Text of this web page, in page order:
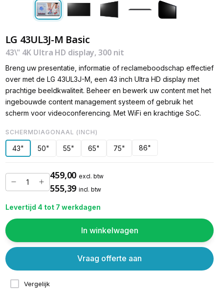
LG 43UL3J-M Basic
43\" 4K Ultra HD display, 300 nit
Breng uw presentatie, informatie of reclameboodschap effectief
over met de LG 43UL3J-M, een 43 inch Ultra HD display met
prachtige beeldkwaliteit. Beheer en bewerk uw content met het
ingebouwde content management systeem of gebruik het
scherm voor videoconferencing. Met WiFi en krachtige SoC.
SCHERMDIAGONAAL (INCH)
43" 50" 55" 65" 75" 86"
459,00 excl. btw
555,39 incl. btw
Levertijd 4 tot 7 werkdagen
In winkelwagen
Vergelijk
Vraag offerte aan